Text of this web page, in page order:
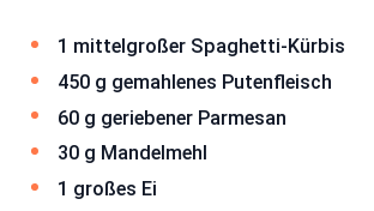
1 mittelgroßer Spaghetti-Kürbis
450 g gemahlenes Putenfleisch
60 g geriebener Parmesan
30 g Mandelmehl
1 großes Ei